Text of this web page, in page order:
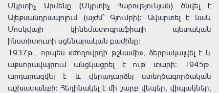
Մկրտիչ Արմենը (Մկրտիչ Հարությունյան) ծնվել է
Ալեքսանդրապոլում (այժմ՝ Գյումրի): Ավարտել է նաև
Մոսկվայի կինեմատոգրաֆիայի պետական
ինստիտուտի սցենարական բաժինը։
1937թ., որպես «ժողովրդի թշնամի», ձերբակալվել է և
աքսորավայրում անցկացրել է ութ տարի։ 1945թ.
արդարացվել է և վերադարձել ստեղծագործական
աշխատանքի: Հեղինակել է մի շարք վեպեր, վիպակներ,